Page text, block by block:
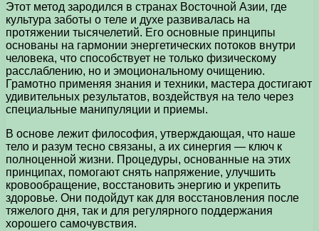
Этот метод зародился в странах Восточной Азии, где
культура заботы о теле и духе развивалась на
протяжении тысячелетий. Его основные принципы
основаны на гармонии энергетических потоков внутри
человека, что способствует не только физическому
расслаблению, но и эмоциональному очищению.
Грамотно применяя знания и техники, мастера достигают
удивительных результатов, воздействуя на тело через
специальные манипуляции и приемы.
В основе лежит философия, утверждающая, что наше
тело и разум тесно связаны, а их синергия — ключ к
полноценной жизни. Процедуры, основанные на этих
принципах, помогают снять напряжение, улучшить
кровообращение, восстановить энергию и укрепить
здоровье. Они подойдут как для восстановления после
тяжелого дня, так и для регулярного поддержания
хорошего самочувствия.